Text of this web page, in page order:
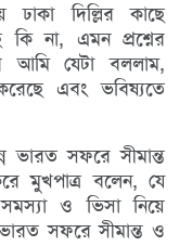
দি‌ল্লির কা‌ছে
কি না, এমন প্রশ্নের
আমি যেটা বললাম,
এবং ভবিষ্যতে
ভারত সফরে সীমান্ত
মুখপাত্র ব‌লেন, যে
সমস্যা ও ভিসা নিয়ে
সফরে সীমান্ত ও